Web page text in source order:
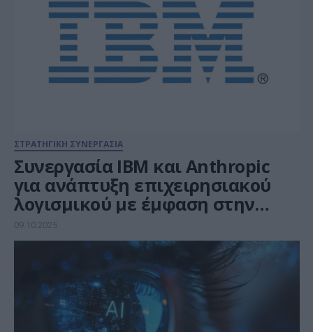
ΣΤΡΑΤΗΓΙΚΗ ΣΥΝΕΡΓΑΣΙΑ
Συνεργασία IBM και Anthropic
για ανάπτυξη επιχειρησιακού
λογισμικού με έμφαση στην
ασφάλεια και τη διακυβέρνηση
09.10.2025